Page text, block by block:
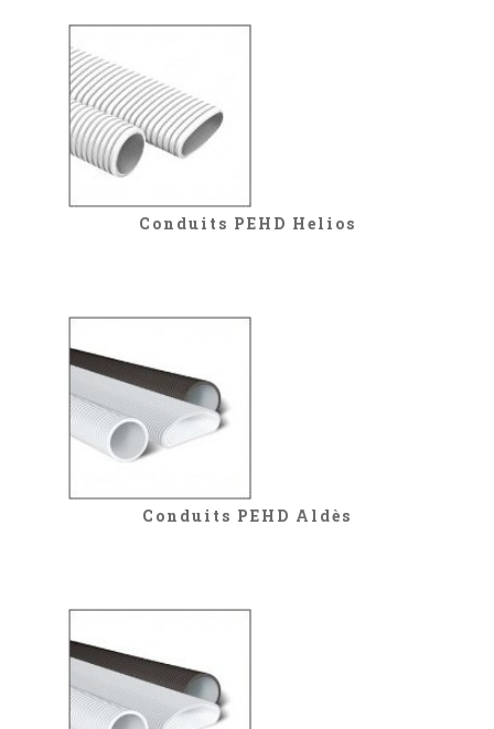
Conduits PEHD Helios
Conduits PEHD Aldès